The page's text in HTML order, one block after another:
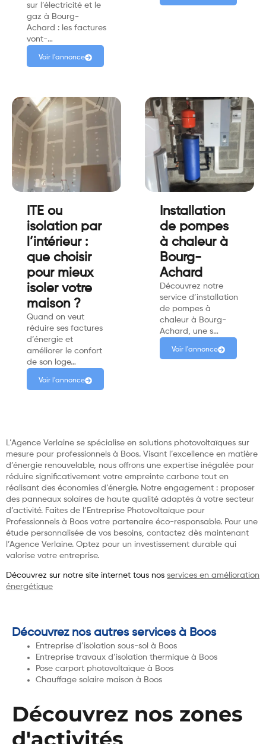
sur l’électricité et le
gaz à Bourg-
Achard : les factures
vont-…
Voir l'annonce
ITE ou
isolation par
l’intérieur :
que choisir
pour mieux
isoler votre
maison ?
Quand on veut
réduire ses factures
d’énergie et
améliorer le confort
de son loge…
Voir l'annonce
Installation
de pompes
à chaleur à
Bourg-
Achard
Découvrez notre
service d’installation
de pompes à
chaleur à Bourg-
Achard, une s…
Voir l'annonce
L’Agence Verlaine se spécialise en solutions photovoltaïques sur
mesure pour professionnels à Boos. Visant l’excellence en matière
d’énergie renouvelable, nous offrons une expertise inégalée pour
réduire significativement votre empreinte carbone tout en
réalisant des économies d’énergie. Notre engagement : proposer
des panneaux solaires de haute qualité adaptés à votre secteur
d’activité. Faites de l’Entreprise Photovoltaïque pour
Professionnels à Boos votre partenaire éco-responsable. Pour une
étude personnalisée de vos besoins, contactez dès maintenant
l’Agence Verlaine. Optez pour un investissement durable qui
valorise votre entreprise.
Découvrez sur notre site internet tous nos services en amélioration
énergétique
Découvrez nos autres services à Boos
Entreprise d’isolation sous-sol à Boos
Entreprise travaux d’isolation thermique à Boos
Pose carport photovoltaïque à Boos
Chauffage solaire maison à Boos
Découvrez nos zones
d'activités